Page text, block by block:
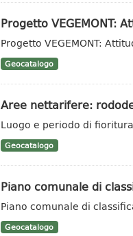
Progetto VEGEMONT:
Progetto VEGEMONT:
Geocatalogo
Aree nettarifere:
Luogo e periodo di
Geocatalogo
Piano comunale di
Piano comunale di
Geocatalogo